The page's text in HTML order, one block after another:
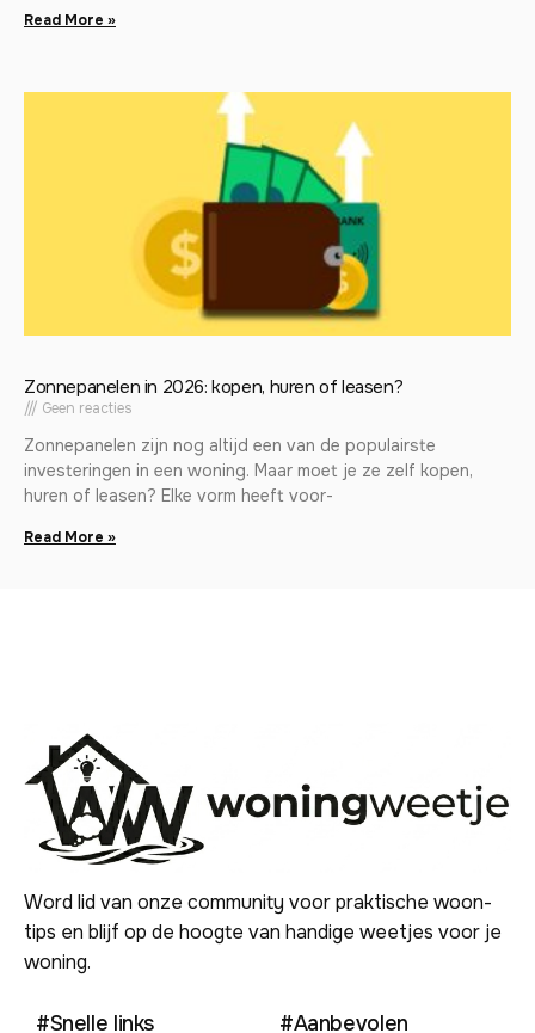
Read More »
Zonnepanelen in 2026: kopen, huren of leasen?
Geen reacties
Zonnepanelen zijn nog altijd een van de populairste
investeringen in een woning. Maar moet je ze zelf kopen,
huren of leasen? Elke vorm heeft voor-
Read More »
Word lid van onze community voor praktische woon-
tips en blijf op de hoogte van handige weetjes voor je
woning.
#Snelle links #Aanbevolen